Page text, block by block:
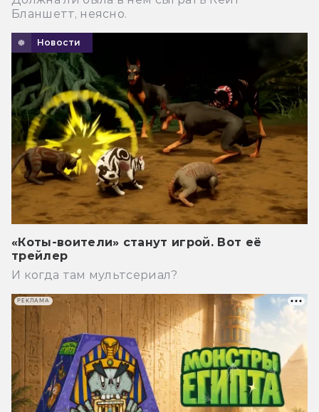
Бланшетт, неясно.
Новости
«Коты-воители» станут игрой. Вот её
трейлер
И когда там мультсериал?
РЕКЛАМА